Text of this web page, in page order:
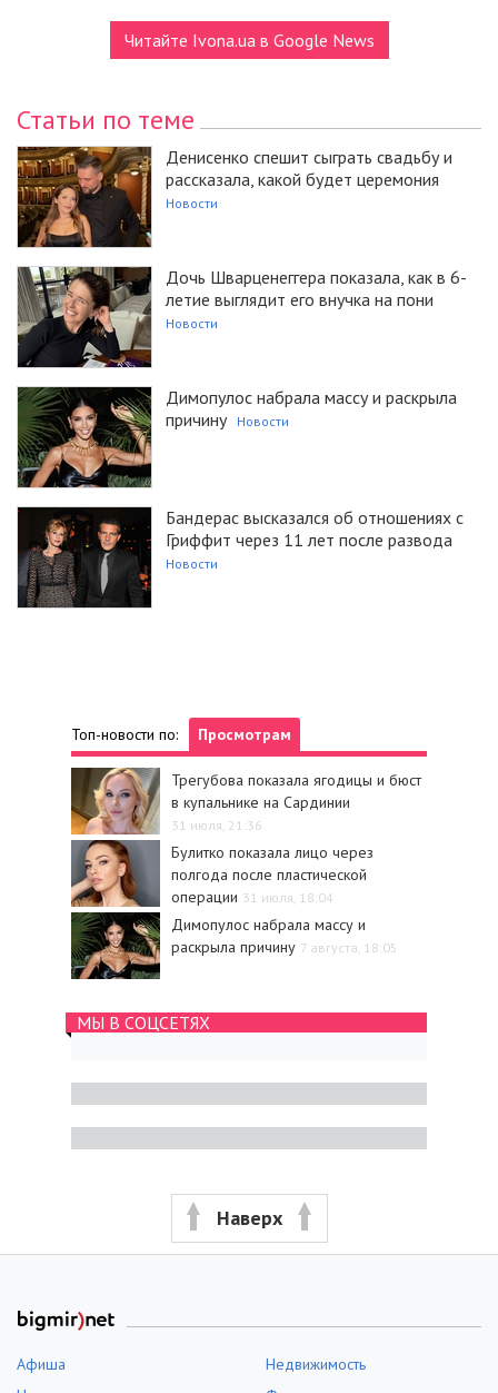
Читайте Ivona.ua в Google News
Статьи по теме
Денисенко спешит сыграть свадьбу и
рассказала, какой будет церемония
Новости
Дочь Шварценеггера показала, как в 6-
летие выглядит его внучка на пони
Новости
Димопулос набрала массу и раскрыла
причину
Новости
Бандерас высказался об отношениях с
Гриффит через 11 лет после развода
Новости
Топ-новости по: Просмотрам
Трегубова показала ягодицы и бюст
в купальнике на Сардинии
31 июля, 21:36
Булитко показала лицо через
полгода после пластической
операции 31 июля, 18:04
Димопулос набрала массу и
раскрыла причину 7 августа, 18:05
МЫ В СОЦСЕТЯХ
Наверх
Афиша
Недвижимость